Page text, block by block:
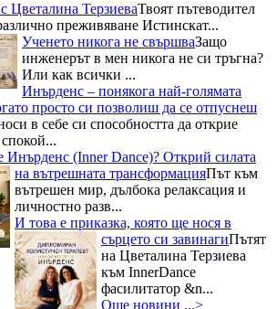
Цветалина ТерзиеваТвоят пътеводител
преживяване Истинскат...
Ученето никога не свършваЗащо
инженерът в мен никога не си тръгна?
Или как всички ...
Инърденс – понякога най-голямата
просто си позволиш да се отпуснеш
в себе си способността да открие
Инърденс (Inner Dance)? Открий силата
на вътрешната трансформацияПът към
вътрешен мир, дълбока релаксация и
личностно разв...
И това е приказка, която ще нося в
сърцето си завинагиПътят
на Цветалина Терзиева
към InnerDance
фасилитатор &n...
Още новини ...>